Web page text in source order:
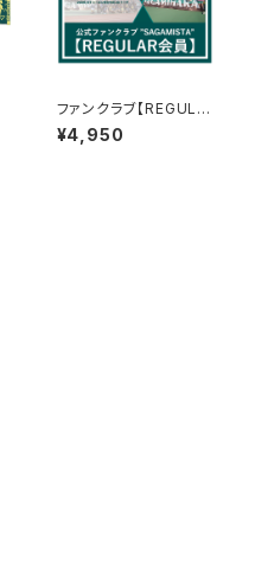
ファンクラブ【REGULA
R会員】
¥4,950